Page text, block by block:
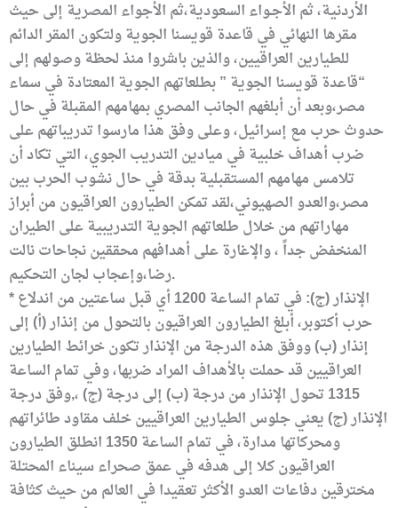
الأردنية، ثم الأجـواء السعودية،ثم الأجواء المصرية إلى حيث
مقرها النهائي في قاعدة قويسنا الجوية ولتكون المقر الدائم
للطيارين العراقيين، والذين باشروا منذ لحظة وصولهم إلى
“قاعدة قويسنا الجوية ” بطلعاتهم الجوية المعتادة في سماء
مصر،وبعد أن أبلغهم الجانب المصري بمهامهم المقبلة في حال
حدوث حرب مع إسرائيل، وعلى وفق هذا مارسوا تدريباتهم على
ضرب أهداف خلبية في ميادين التدريب الجوي، التي تكاد أن
تلامس مهامهم المستقبلية بدقة في حال نشوب الحرب بين
مصر،والعدو الصهيوني،لقد تمكن الطيارون العراقيون من أبراز
مهاراتهم من خلال طلعاتهم الجوية التدريبية على الطيران
المنخفض جداً ، والإغارة على أهدافهم محققين نجاحات نالت
رضا،وإعجاب لجان التحكيم.
* الإنذار (ج): في تمام الساعة 1200 أي قبل ساعتين من اندلاع
حرب أكتوبر، أبلغ الطيارون العراقيون بالتحول من إنذار (أ) إلى
إنذار (ب) ووفق هذه الدرجة من الإنذار تكون خرائط الطيارين
العراقيين قد حملت بالأهداف المراد ضربها، وفي تمام الساعة
1315 تحول الإنذار من درجة (ب) إلى درجة (ج) ،,وفق درجة
الإنذار (ج) يعني جلوس الطيارين العراقيين خلف مقاود طائراتهم
ومحركاتها مدارة، في تمام الساعة 1350 انطلق الطيارون
العراقيون كلا إلى هدفه في عمق صحراء سيناء المحتلة
مخترقين دفاعات العدو الأكثر تعقيدا في العالم من حيث كثافة